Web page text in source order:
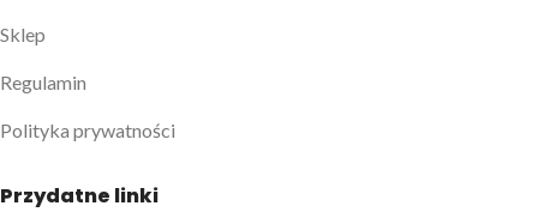
Sklep
Regulamin
Polityka prywatności
Przydatne linki